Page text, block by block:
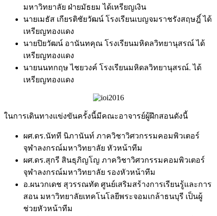
มหาวิทยาลัย ฝ่ายมัธยม ได้เหรียญเงิน
นายเมธัส เกียรติชัยวัฒน์ โรงเรียนเบญจมราชรังสฤษฎิ์ ได้
เหรียญทองแดง
นายปิยวัฒน์ อานันทคุณ โรงเรียนมหิดลวิทยานุสรณ์ ได้
เหรียญทองแดง
นายนนทกฤษ ไชยวงค์ โรงเรียนมหิดลวิทยานุสรณ์. ได้
เหรียญทองแดง
ในการเดินทางแข่งขันครั้งนี้มีคณะอาจารย์ผู้ฝึกสอนดังนี้
ผศ.ดร.นัทที นิภานันท์ ภาควิชาวิศวกรรมคอมพิวเตอร์
จุฬาลงกรณ์มหาวิทยาลัย หัวหน้าทีม
ผศ.ดร.สุกรี สินธุภิญโญ ภาควิชาวิศวกรรมคอมพิวเตอร์
จุฬาลงกรณ์มหาวิทยาลัย รองหัวหน้าทีม
อ.ผนวกเดช สุวรรณทัต ศูนย์เสริมสร้างการเรียนรู้และการ
สอน มหาวิทยาลัยเทคโนโลยีพระจอมเกล้าธนบุรี เป็นผู้
ช่วยหัวหน้าทีม